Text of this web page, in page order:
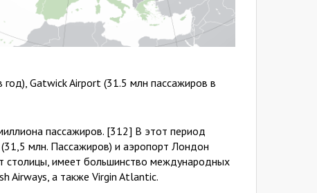
Gatwick Airport (31.5 млн пассажиров в
пассажиров. [312] В этот период
млн. Пассажиров) и аэропорт Лондон
столицы, имеет большинство международных
Airways, а также Virgin Atlantic.